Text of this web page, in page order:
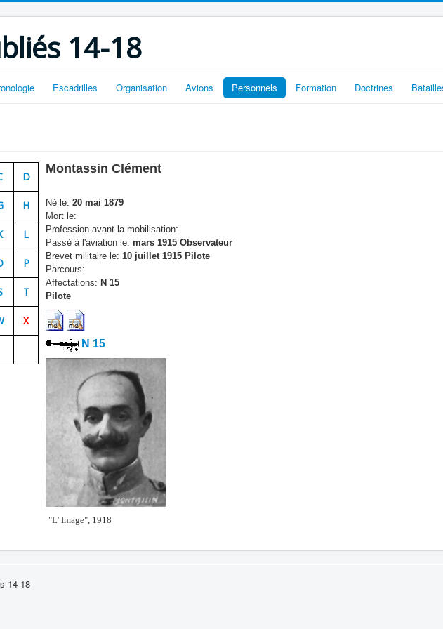
14-18
Escadrilles Organisation Avions Personnels Formation Doctrines
D
H
L
P
T
X
Montassin Clément
Né le: 20 mai 1879
Mort le:
Profession avant la mobilisation:
Passé à l'aviation le: mars 1915 Observateur
Brevet militaire le: 10 juillet 1915 Pilote
Parcours:
Affectations: N 15
Pilote
N 15
"L' Image", 1918
14-18